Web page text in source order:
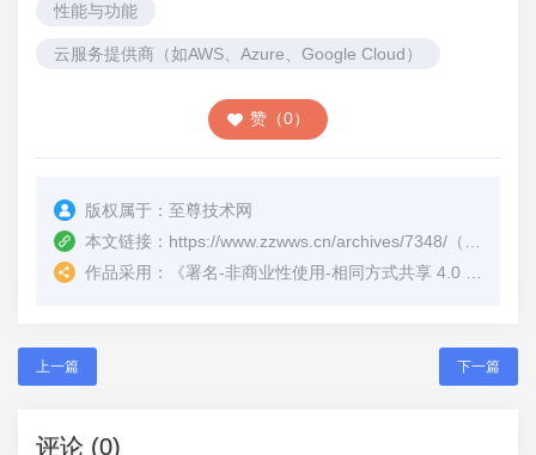
性能与功能
云服务提供商（如AWS、Azure、Google Cloud）
赞（0）
版权属于： 至尊技术网
本文链接： https://www.zzwws.cn/archives/7348/ （转载时请注明本文出处及文章链接）
作品采用：
《署名-非商业性使用-相同方式共享 4.0 国际 (CC BY-NC-SA 4.0)
上一篇 下一篇
评论 (0)